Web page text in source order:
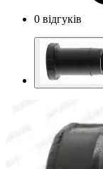
0 відгуків